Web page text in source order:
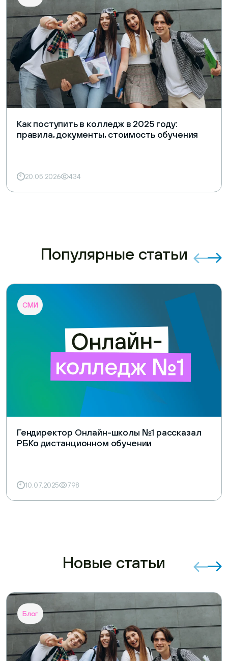
Как поступить в колледж в 2025 году:
правила, документы, стоимость обучения
20.05.2026 434
Популярные статьи
СМИ
Гендиректор Онлайн-школы №1 рассказал
РБКо дистанционном обучении
10.07.2025 798
Новые статьи
Блог